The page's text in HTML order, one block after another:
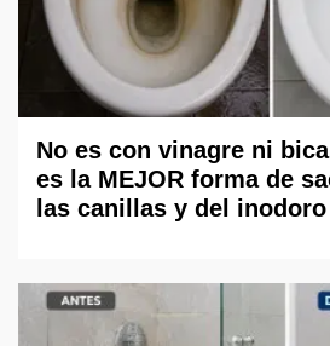
No es con vinagre ni
es la MEJOR forma de
las canillas y del inodoro